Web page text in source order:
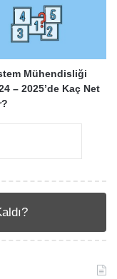
Mühendisliği
– 2025’de Kaç Net